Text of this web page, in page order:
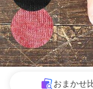
おまかせ